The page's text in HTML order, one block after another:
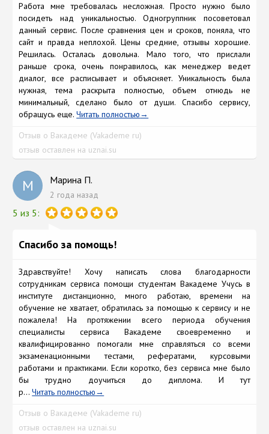
Работа мне требовалась несложная. Просто нужно было
посидеть над уникальностью. Одногруппник посоветовал
данный сервис. После сравнения цен и сроков, поняла, что
сайт и правда неплохой. Цены средние, отзывы хорошие.
Решилась. Осталась довольна. Мало того, что прислали
раньше срока, очень понравилось, как менеджер ведет
диалог, все расписывает и объясняет. Уникальность была
нужная, тема раскрыта полностью, объем отнюдь не
минимальный, сделано было от души. Спасибо сервису,
обращусь еще.Читать полностью
Отзыв о Вакадеме (Vakademe ru)
отзыв оставлен на uznai.su
М Марина П.
2 года назад
5 из 5:
Спасибо за помощь!
Здравствуйте! Хочу написать слова благодарности
сотрудникам сервиса помощи студентам Вакадеме Учусь в
институте дистанционно, много работаю, времени на
обучение не хватает, обратилась за помощью к сервису и не
пожалела! На протяжении всего периода обучения
специалисты сервиса Вакадеме своевременно и
квалифицированно помогали мне справляться со всеми
экзаменационными тестами, рефератами, курсовыми
работами и практиками. Если коротко, без сервиса мне было
бы трудно доучиться до диплома. И тут
р...Читать полностью
Отзыв о Вакадеме (Vakademe ru)
отзыв оставлен на uznai.su